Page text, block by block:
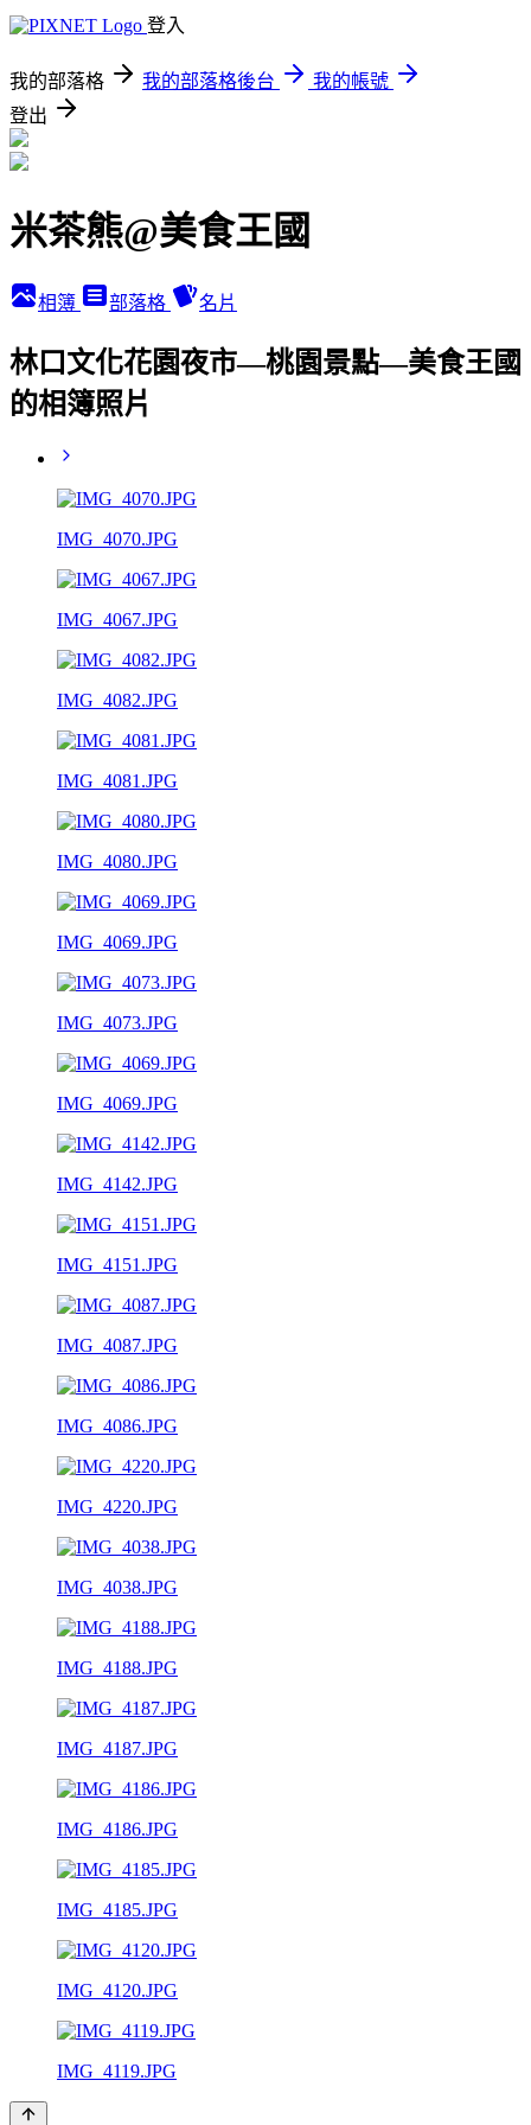
登入
我的部落格 我的部落格後台
我的帳號
登出
米茶熊@美食王國
相簿 部落格 名片
林口文化花園夜市—桃園景點—美食王國
的相簿照片
IMG_4070.JPG
IMG_4067.JPG
IMG_4082.JPG
IMG_4081.JPG
IMG_4080.JPG
IMG_4069.JPG
IMG_4073.JPG
IMG_4069.JPG
IMG_4142.JPG
IMG_4151.JPG
IMG_4087.JPG
IMG_4086.JPG
IMG_4220.JPG
IMG_4038.JPG
IMG_4188.JPG
IMG_4187.JPG
IMG_4186.JPG
IMG_4185.JPG
IMG_4120.JPG
IMG_4119.JPG